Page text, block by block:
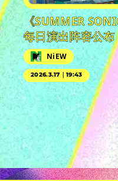
《SUMMER
每日演出阵容公布
NiEW
2026.3.17｜19:43